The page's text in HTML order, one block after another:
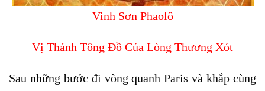
Vinh Sơn Phaolô
Vị Thánh Tông Đồ Của Lòng Thương Xót
Sau những bước đi vòng quanh Paris và khắp cùng